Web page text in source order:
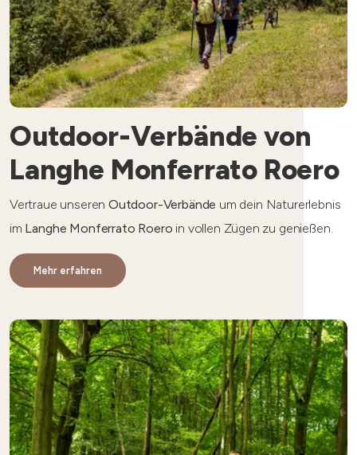
Outdoor-Verbände von
Langhe Monferrato Roero
Vertraue unserenOutdoor-Verbände um dein Naturerlebnis
im Langhe Monferrato Roero in vollen Zügen zu genießen.
Mehr erfahren